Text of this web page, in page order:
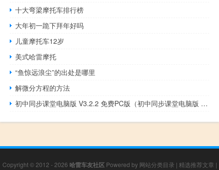
十大弯梁摩托车排行榜
大年初一跪下拜年好吗
儿童摩托车12岁
美式哈雷摩托
“鱼惊远浪尘”的出处是哪里
解微分方程的方法
初中同步课堂电脑版 V3.2.2 免费PC版（初中同步课堂电脑版 V3.2.2 免费PC版功能简介）
Copyright © 2012 - 2026 哈雷车友社区Powered by 网站分类目录 | 精选推荐文章 |